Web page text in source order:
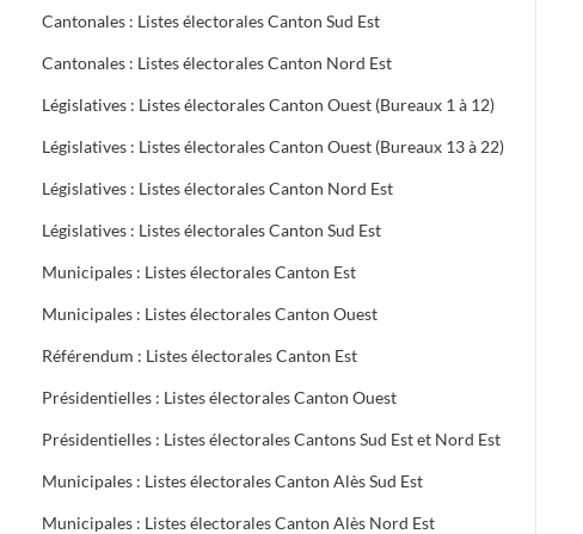
Cantonales : Listes électorales Canton Sud Est
Cantonales : Listes électorales Canton Nord Est
Législatives : Listes électorales Canton Ouest (Bureaux 1 à 12)
Législatives : Listes électorales Canton Ouest (Bureaux 13 à 22)
Législatives : Listes électorales Canton Nord Est
Législatives : Listes électorales Canton Sud Est
Municipales : Listes électorales Canton Est
Municipales : Listes électorales Canton Ouest
Référendum : Listes électorales Canton Est
Présidentielles : Listes électorales Canton Ouest
Présidentielles : Listes électorales Cantons Sud Est et Nord Est
Municipales : Listes électorales Canton Alès Sud Est
Municipales : Listes électorales Canton Alès Nord Est